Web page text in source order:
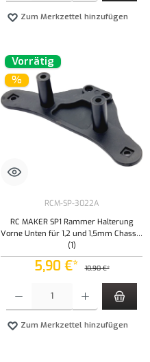
Zum Merkzettel hinzufügen
Vorrätig
%
RCM-SP-3022A
RC MAKER SP1 Rammer Halterung
Vorne Unten für 1,2 und 1,5mm Chassis
(1)
5,90 €* 10,90 €*
Zum Merkzettel hinzufügen